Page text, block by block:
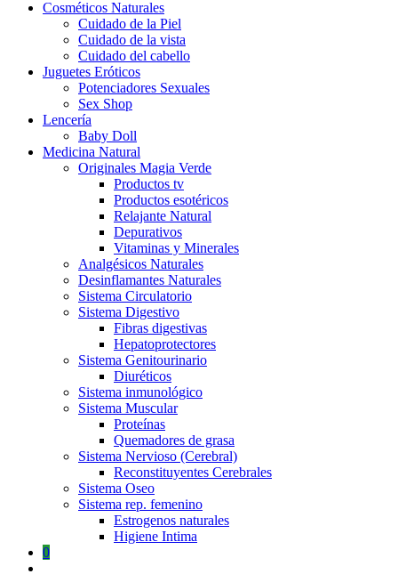
Cosméticos Naturales
Cuidado de la Piel
Cuidado de la vista
Cuidado del cabello
Juguetes Eróticos
Potenciadores Sexuales
Sex Shop
Lencería
Baby Doll
Medicina Natural
Originales Magia Verde
Productos tv
Productos esotéricos
Relajante Natural
Depurativos
Vitaminas y Minerales
Analgésicos Naturales
Desinflamantes Naturales
Sistema Circulatorio
Sistema Digestivo
Fibras digestivas
Hepatoprotectores
Sistema Genitourinario
Diuréticos
Sistema inmunológico
Sistema Muscular
Proteínas
Quemadores de grasa
Sistema Nervioso (Cerebral)
Reconstituyentes Cerebrales
Sistema Oseo
Sistema rep. femenino
Estrogenos naturales
Higiene Intima
0